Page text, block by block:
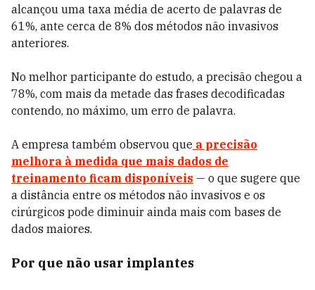
alcançou uma taxa média de acerto de palavras de
61%, ante cerca de 8% dos métodos não invasivos
anteriores.
No melhor participante do estudo, a precisão chegou a
78%, com mais da metade das frases decodificadas
contendo, no máximo, um erro de palavra.
A empresa também observou que a precisão
melhora à medida que mais dados de
treinamento ficam disponíveis — o que sugere que
a distância entre os métodos não invasivos e os
cirúrgicos pode diminuir ainda mais com bases de
dados maiores.
Por que não usar implantes